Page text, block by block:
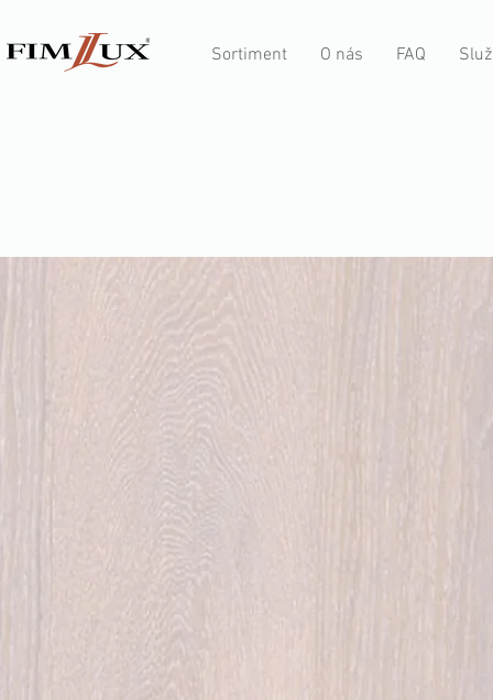
Sortiment O nás FAQ